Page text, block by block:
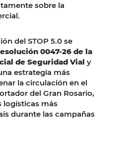
sobre la
del STOP 5.0 se
0047-26 de la
de Seguridad Vial y
estrategia más
la circulación en el
del Gran Rosario,
logísticas más
durante las campañas